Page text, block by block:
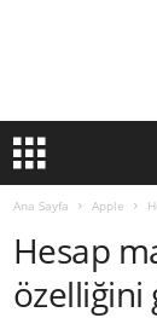
Ana Sayfa Apple
Hesap
özelliğini